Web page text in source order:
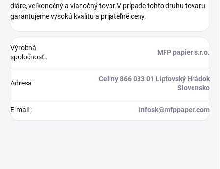
diáre, veľkonočný a vianočný tovar.V prípade tohto druhu tovaru
garantujeme vysokú kvalitu a prijateľné ceny.
Výrobná
spoločnosť:
MFP papier s.r.o.
Adresa :
Celiny 866 033 01 Liptovský Hrádok
Slovensko
E-mail : infosk@mfppaper.com